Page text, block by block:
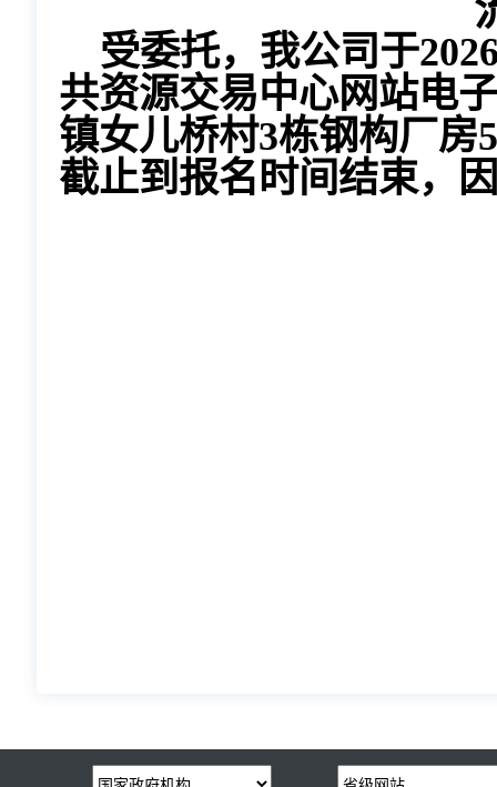
受委托，我公司于
共资源交易中心网站电
镇女儿桥村3栋钢构厂房
截止到报名时间结束，